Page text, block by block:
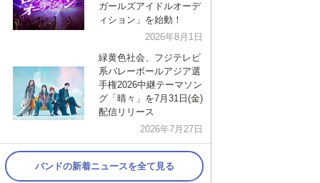
ガールズアイドルオーデ
ィション」を始動！
2026年8月1日
緑黄色社会、フジテレビ
系バレーボールアジア選
手権2026中継テーマソン
グ「晴々」を7月31日(金)
配信リリース
2026年7月27日
バンドの新着ニュースを全て見る